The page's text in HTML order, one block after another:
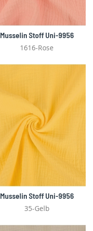
Musselin Stoff Uni-9956
1616-Rose
Musselin Stoff Uni-9956
35-Gelb